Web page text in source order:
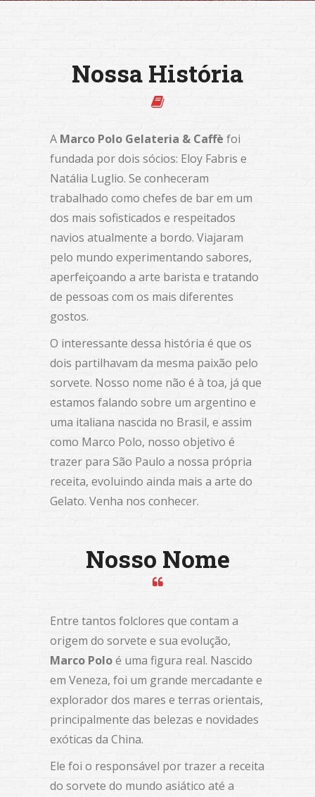
Nossa História
AMarco Polo Gelateria & Caffè foi
fundada por dois sócios: Eloy Fabris e
Natália Luglio. Se conheceram
trabalhado como chefes de bar em um
dos mais sofisticados e respeitados
navios atualmente a bordo. Viajaram
pelo mundo experimentando sabores,
aperfeiçoando a arte barista e tratando
de pessoas com os mais diferentes
gostos.
O interessante dessa história é que os
dois partilhavam da mesma paixão pelo
sorvete. Nosso nome não é à toa, já que
estamos falando sobre um argentino e
uma italiana nascida no Brasil, e assim
como Marco Polo, nosso objetivo é
trazer para São Paulo a nossa própria
receita, evoluindo ainda mais a arte do
Gelato. Venha nos conhecer.
Nosso Nome
Entre tantos folclores que contam a
origem do sorvete e sua evolução,
Marco Poloé uma figura real. Nascido
em Veneza, foi um grande mercadante e
explorador dos mares e terras orientais,
principalmente das belezas e novidades
exóticas da China.
Ele foi o responsável por trazer a receita
do sorvete do mundo asiático até a